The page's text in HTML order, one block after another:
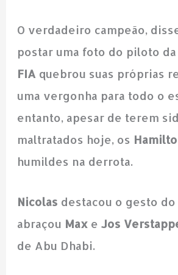
O verdadeiro campeão,
postar uma foto do piloto
FIA quebrou suas próprias
uma vergonha para todo o
entanto, apesar de terem
maltratados hoje, os
humildes na derrota.
Nicolas destacou o gesto do
abraçou Max eJos
de Abu Dhabi.